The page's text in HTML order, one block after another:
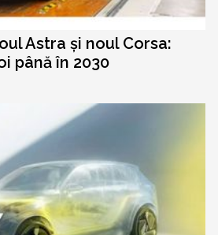
Astra și noul Corsa:
până în 2030